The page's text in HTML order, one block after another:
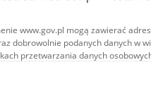
www.gov.pl mogą zawierać
dobrowolnie podanych danych w
przetwarzania danych
publikowane w serwisie (z
na licencji typu Creative